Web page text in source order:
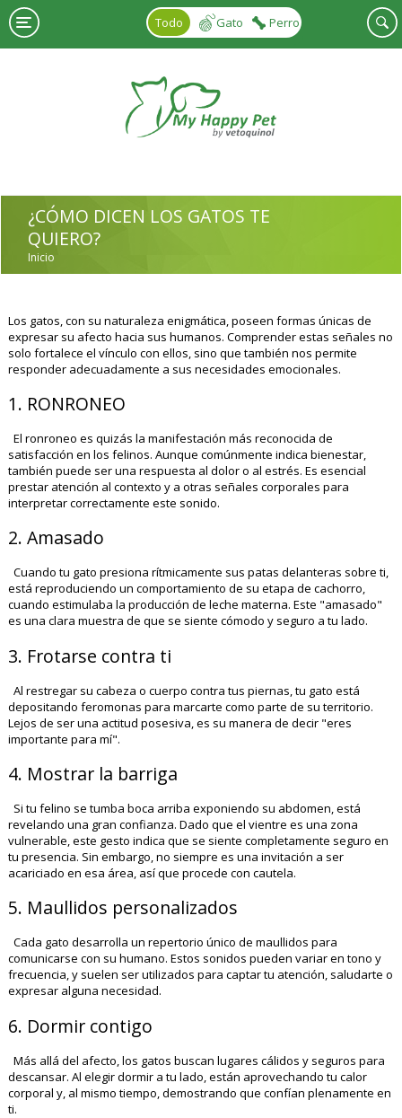
Pasar al contenido principal
Todo
Gato Perro
¿CÓMO DICEN LOS GATOS TE
QUIERO?
USTED ESTÁ AQUÍ
Inicio
Los gatos, con su naturaleza enigmática, poseen formas únicas de
expresar su afecto hacia sus humanos. Comprender estas señales no
solo fortalece el vínculo con ellos, sino que también nos permite
responder adecuadamente a sus necesidades emocionales.
1. RONRONEO
El ronroneo es quizás la manifestación más reconocida de
satisfacción en los felinos. Aunque comúnmente indica bienestar,
también puede ser una respuesta al dolor o al estrés. Es esencial
prestar atención al contexto y a otras señales corporales para
interpretar correctamente este sonido.
2. Amasado
Cuando tu gato presiona rítmicamente sus patas delanteras sobre ti,
está reproduciendo un comportamiento de su etapa de cachorro,
cuando estimulaba la producción de leche materna. Este "amasado"
es una clara muestra de que se siente cómodo y seguro a tu lado.
3. Frotarse contra ti
Al restregar su cabeza o cuerpo contra tus piernas, tu gato está
depositando feromonas para marcarte como parte de su territorio.
Lejos de ser una actitud posesiva, es su manera de decir "eres
importante para mí".
4. Mostrar la barriga
Si tu felino se tumba boca arriba exponiendo su abdomen, está
revelando una gran confianza. Dado que el vientre es una zona
vulnerable, este gesto indica que se siente completamente seguro en
tu presencia. Sin embargo, no siempre es una invitación a ser
acariciado en esa área, así que procede con cautela. ​
5. Maullidos personalizados
Cada gato desarrolla un repertorio único de maullidos para
comunicarse con su humano. Estos sonidos pueden variar en tono y
frecuencia, y suelen ser utilizados para captar tu atención, saludarte o
expresar alguna necesidad. ​
6. Dormir contigo
Más allá del afecto, los gatos buscan lugares cálidos y seguros para
descansar. Al elegir dormir a tu lado, están aprovechando tu calor
corporal y, al mismo tiempo, demostrando que confían plenamente en
ti.